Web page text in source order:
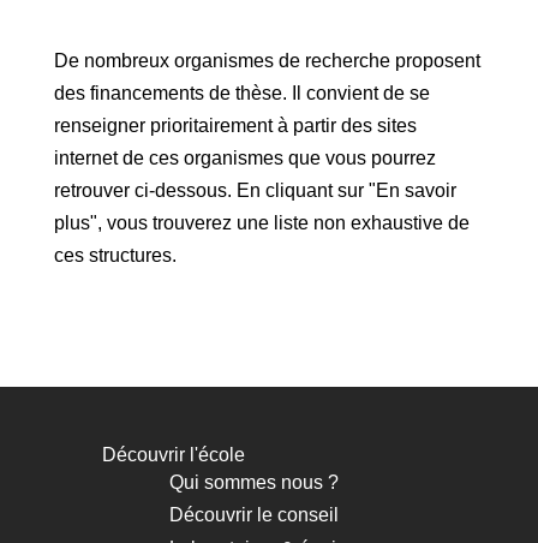
De nombreux organismes de recherche proposent
des financements de thèse. Il convient de se
renseigner prioritairement à partir des sites
internet de ces organismes que vous pourrez
retrouver ci-dessous. En cliquant sur "En savoir
plus", vous trouverez une liste non exhaustive de
ces structures.
Navigation
principale
Découvrir l'école
Qui sommes nous ?
Découvrir le conseil